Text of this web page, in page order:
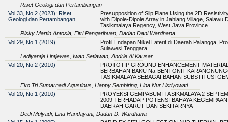
Riset Geologi dan Pertambangan
Vol 33, No 2 (2023): Riset
Geologi dan Pertambangan
Presupposition of Slip Plane Using the 2D
with Dipole-Dipole Array in Jahiang Village, Salawu
Tasikmalaya Regency, West Java Province
Risky Martin Antosia, Fitri Pangaribuan, Dadan Dani Wardhana
Vol 29, No 1 (2019)
Profil Endapan Nikel Laterit di Daerah Palangga,
Sulawesi Tenggara
Lediyantje Lintjewas, Iwan Setiawan, Andrie Al Kausar
Vol 20, No 2 (2010)
PROTOTIP GROUND ENHANCEMENT
BERBAHAN BAKU Na-BENTONIT
TASIKMALAYA SEBAGAI BAHAN SUBSTITUSI
Eko Tri Sumarnadi Agustinus, Happy Sembiring, Lina Nur Listiyowati
Vol 20, No 1 (2010)
PROYEKSI GEMPABUMI TASIKMALAYA 2
2009 TERHADAP POTENSI BAHAYA KEGEMPAAN
DAERAH GARUT DAN SEKITARNYA
Dedi Mulyadi, Lina Handayani, Dadan D. Wardhana